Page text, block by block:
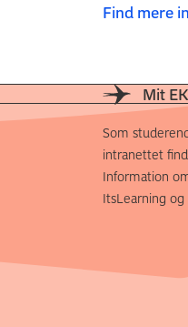
Find mere
Mit
Som
intranettet
Information
ItsLearning